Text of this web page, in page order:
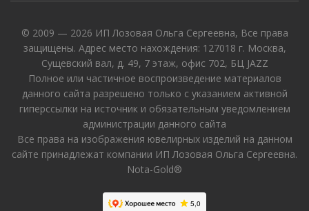
© 2009 — 2026 ИП Лозовая Ольга Сергеевна, Все права
защищены. Адрес место нахождения: 127018 г. Москва,
Сущевский вал, д. 49, 7 этаж, офис 702, БЦ JAZZ
Полное или частичное воспроизведение материалов
данного сайта разрешено только с указанием активной
гиперссылки на источник и обязательным уведомлением
администрации данного сайта
Все права на изображения ювелирных изделий на данном
сайте принадлежат компании ИП Лозовая Ольга Сергеевна.
Nota-Gold®